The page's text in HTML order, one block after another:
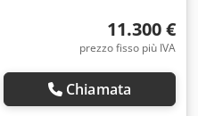
11.300 €
prezzo fisso più IVA
Chiamata